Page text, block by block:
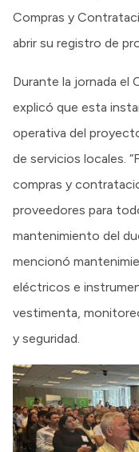
Compras y
abrir su registro de
Durante la jornada el
explicó que esta
operativa del
de servicios locales.
compras y
proveedores para
mantenimiento del
mencionó
eléctricos e
vestimenta,
y seguridad.